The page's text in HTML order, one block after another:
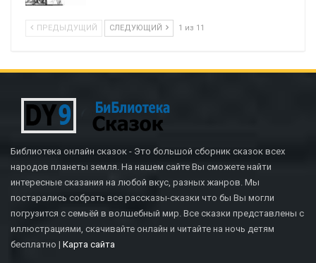
ПРЕДЫДУЩИЙ СЛЕДУЮЩИЙ 1 из 11
Библиотека онлайн сказок - Это большой сборник сказок всех
народов планеты земля. На нашем сайте Вы сможете найти
интересные сказания на любой вкус, разных жанров. Мы
постарались собрать все рассказы-сказки что бы Вы могли
погрузится с семьёй в волшебный мир. Все сказки представлены с
иллюстрациями, скачивайте онлайн и читайте на ночь детям
бесплатно | Карта сайта